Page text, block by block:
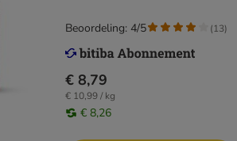
€ 8,79
€ 10,99 / kg
€ 8,26
Beoordeling: 4/5 (13)